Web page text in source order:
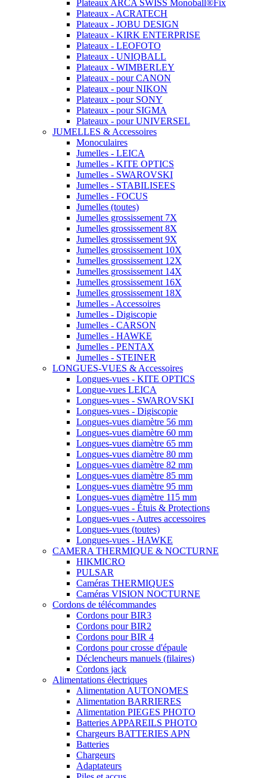
Plateaux ARCA SWISS Monoball®Fix
Plateaux - ACRATECH
Plateaux - JOBU DESIGN
Plateaux - KIRK ENTERPRISE
Plateaux - LEOFOTO
Plateaux - UNIQBALL
Plateaux - WIMBERLEY
Plateaux - pour CANON
Plateaux - pour NIKON
Plateaux - pour SONY
Plateaux - pour SIGMA
Plateaux - pour UNIVERSEL
JUMELLES & Accessoires
Monoculaires
Jumelles - LEICA
Jumelles - KITE OPTICS
Jumelles - SWAROVSKI
Jumelles - STABILISEES
Jumelles - FOCUS
Jumelles (toutes)
Jumelles grossissement 7X
Jumelles grossissement 8X
Jumelles grossissement 9X
Jumelles grossissement 10X
Jumelles grossissement 12X
Jumelles grossissement 14X
Jumelles grossissement 16X
Jumelles grossissement 18X
Jumelles - Accessoires
Jumelles - Digiscopie
Jumelles - CARSON
Jumelles - HAWKE
Jumelles - PENTAX
Jumelles - STEINER
LONGUES-VUES & Accessoires
Longues-vues - KITE OPTICS
Longue-vues LEICA
Longues-vues - SWAROVSKI
Longues-vues - Digiscopie
Longues-vues diamètre 56 mm
Longues-vues diamètre 60 mm
Longues-vues diamètre 65 mm
Longues-vues diamètre 80 mm
Longues-vues diamètre 82 mm
Longues-vues diamètre 85 mm
Longues-vues diamètre 95 mm
Longues-vues diamètre 115 mm
Longues-vues - Étuis & Protections
Longues-vues - Autres accessoires
Longues-vues (toutes)
Longues-vues - HAWKE
CAMERA THERMIQUE & NOCTURNE
HIKMICRO
PULSAR
Caméras THERMIQUES
Caméras VISION NOCTURNE
Cordons de télécommandes
Cordons pour BIR3
Cordons pour BIR2
Cordons pour BIR 4
Cordons pour crosse d'épaule
Déclencheurs manuels (filaires)
Cordons jack
Alimentations électriques
Alimentation AUTONOMES
Alimentation BARRIERES
Alimentation PIEGES PHOTO
Batteries APPAREILS PHOTO
Chargeurs BATTERIES APN
Batteries
Chargeurs
Adaptateurs